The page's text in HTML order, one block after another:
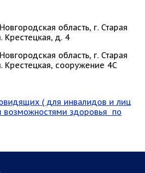
область, г. Старая
Крестецкая, д. 4
область, г. Старая
Крестецкая, сооружение 4С
( для инвалидов и лиц
возможностями здоровья по